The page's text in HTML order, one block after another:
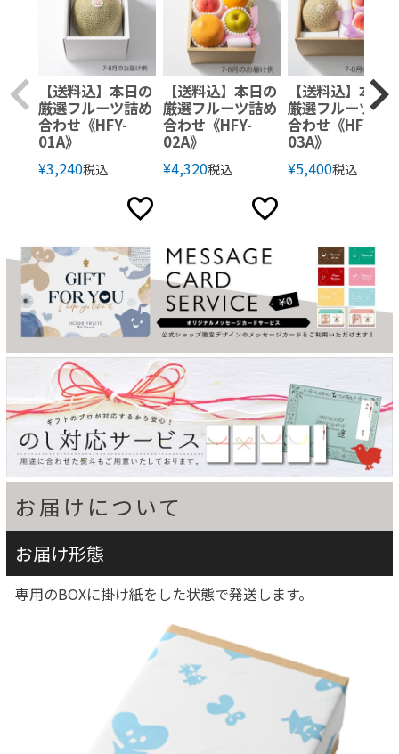
【送料込】本日の
厳選フルーツ詰め
合わせ《HFY-
01A》
¥3,240税込
【送料込】本日の
厳選フルーツ詰め
合わせ《HFY-
02A》
¥4,320税込
【送料込】本日
厳選フルーツ詰
合わせ《HFY-
03A》
¥5,400税込
お届けについて
お届け形態
専用のBOXに掛け紙をした状態で発送します。